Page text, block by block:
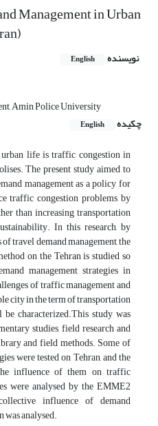
Management in Urban
نویسنده English
Amin Police University
چکیده
English
life is traffic congestion in
The present study aimed to
management as a policy for
traffic congestion problems by
than increasing transportation
In this research, by
travel demand management, the
on the Tehran is studied so
management strategies in
of traffic management and
city in the term of transportation
characterized.This study was
studies, field research and
and field methods. Some of
were tested on Tehran, and the
influence of them on traffic
were analysed by the EMME2
influence of demand
was analysed.